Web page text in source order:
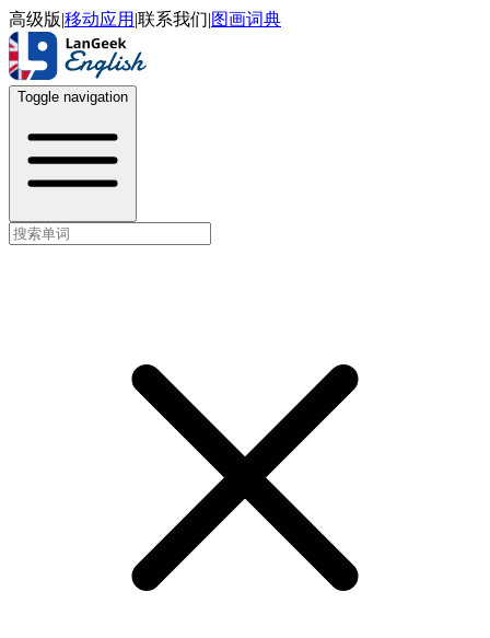
高级版|移动应用 |联系我们|图画词典
Toggle navigation